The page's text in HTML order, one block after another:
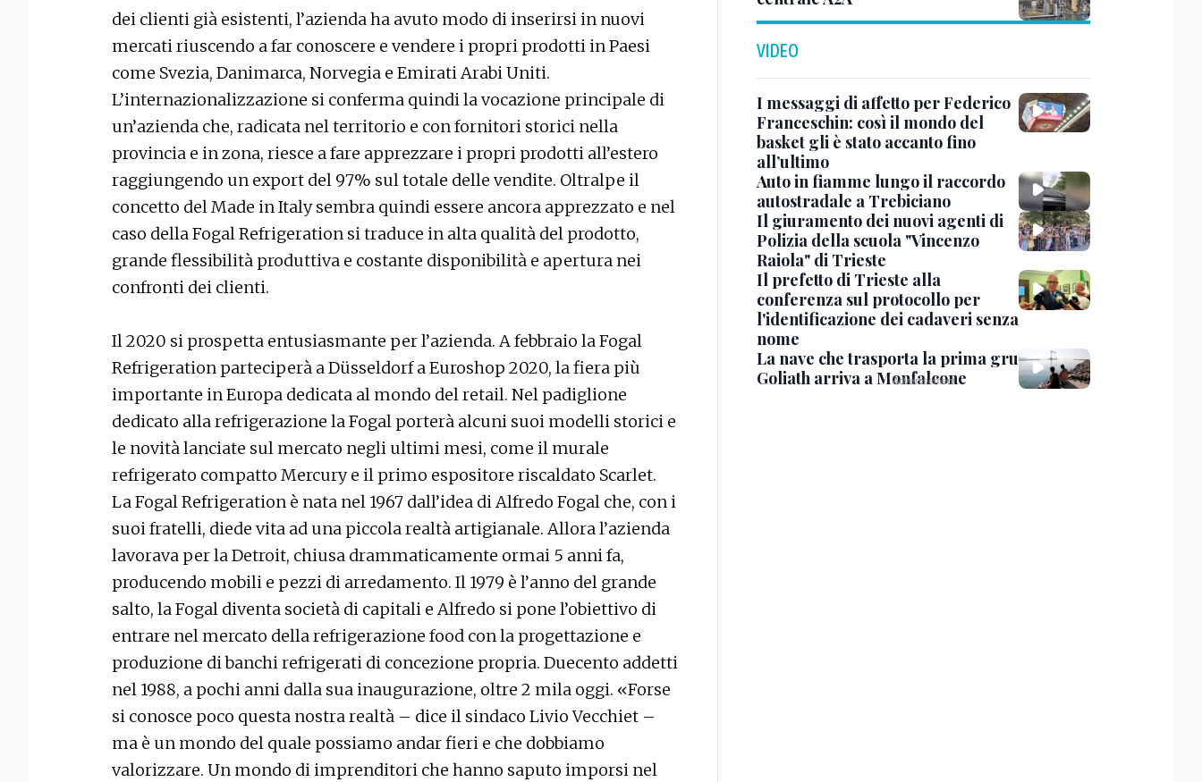
dei clienti già esistenti, l’azienda ha avuto modo di inserirsi in nuovi
mercati riuscendo a far conoscere e vendere i propri prodotti in Paesi
come Svezia, Danimarca, Norvegia e Emirati Arabi Uniti.
L’internazionalizzazione si conferma quindi la vocazione principale di
un’azienda che, radicata nel territorio e con fornitori storici nella
provincia e in zona, riesce a fare apprezzare i propri prodotti all’estero
raggiungendo un export del 97% sul totale delle vendite. Oltralpe il
concetto del Made in Italy sembra quindi essere ancora apprezzato e nel
caso della Fogal Refrigeration si traduce in alta qualità del prodotto,
grande flessibilità produttiva e costante disponibilità e apertura nei
confronti dei clienti.
Il 2020 si prospetta entusiasmante per l’azienda. A febbraio la Fogal
Refrigeration parteciperà a Düsseldorf a Euroshop 2020, la fiera più
importante in Europa dedicata al mondo del retail. Nel padiglione
dedicato alla refrigerazione la Fogal porterà alcuni suoi modelli storici e
le novità lanciate sul mercato negli ultimi mesi, come il murale
refrigerato compatto Mercury e il primo espositore riscaldato Scarlet.
La Fogal Refrigeration è nata nel 1967 dall’idea di Alfredo Fogal che, con i
suoi fratelli, diede vita ad una piccola realtà artigianale. Allora l’azienda
lavorava per la Detroit, chiusa drammaticamente ormai 5 anni fa,
producendo mobili e pezzi di arredamento. Il 1979 è l’anno del grande
salto, la Fogal diventa società di capitali e Alfredo si pone l’obiettivo di
entrare nel mercato della refrigerazione food con la progettazione e
produzione di banchi refrigerati di concezione propria. Duecento addetti
nel 1988, a pochi anni dalla sua inaugurazione, oltre 2 mila oggi. «Forse
si conosce poco questa nostra realtà – dice il sindaco Livio Vecchiet –
ma è un mondo del quale possiamo andar fieri e che dobbiamo
valorizzare. Un mondo di imprenditori che hanno saputo imporsi nel
VIDEO
I messaggi di affetto per Federico
Franceschin: così il mondo del
basket gli è stato accanto fino
all’ultimo
Auto in fiamme lungo il raccordo
autostradale a Trebiciano
Il giuramento dei nuovi agenti di
Polizia della scuola "Vincenzo
Raiola" di Trieste
Il prefetto di Trieste alla
conferenza sul protocollo per
l'identificazione dei cadaveri senza
nome
La nave che trasporta la prima gru
Goliath arriva a Monfalcone